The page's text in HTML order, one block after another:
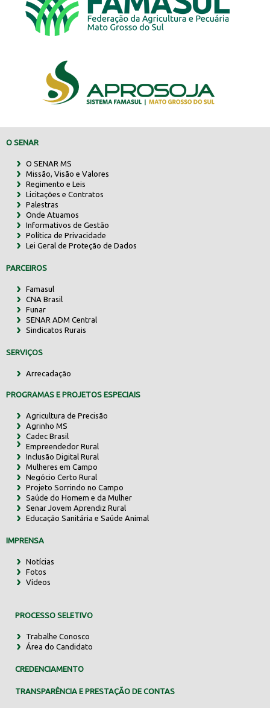
O SENAR
O SENAR MS
Missão, Visão e Valores
Regimento e Leis
Licitações e Contratos
Palestras
Onde Atuamos
Informativos de Gestão
Política de Privacidade
Lei Geral de Proteção de Dados
PARCEIROS
Famasul
CNA Brasil
Funar
SENAR ADM Central
Sindicatos Rurais
SERVIÇOS
Arrecadação
PROGRAMAS E PROJETOS ESPECIAIS
Agricultura de Precisão
Agrinho MS
Cadec Brasil
Empreendedor Rural
Inclusão Digital Rural
Mulheres em Campo
Negócio Certo Rural
Projeto Sorrindo no Campo
Saúde do Homem e da Mulher
Senar Jovem Aprendiz Rural
Educação Sanitária e Saúde Animal
IMPRENSA
Notícias
Fotos
Vídeos
PROCESSO SELETIVO
Trabalhe Conosco
Área do Candidato
CREDENCIAMENTO
TRANSPARÊNCIA E PRESTAÇÃO DE CONTAS